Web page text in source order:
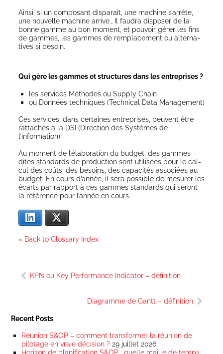
Ain­si, si un com­po­sant dis­pa­raît, une machine s’arrête,
une nou­velle machine arrive… Il fau­dra dis­po­ser de la
bonne gamme au bon moment, et pou­voir gérer les fins
de gammes, les gammes de rem­pla­ce­ment ou alter­na­
tives si besoin.
Qui gère les gammes et structures dans les entreprises ?
les ser­vices Méthodes ou Sup­ply Chain
ou Don­nées tech­niques (Tech­ni­cal Data Management)
Ces ser­vices, dans cer­taines entre­prises, peuvent être
rat­ta­chés à la DSI (Direc­tion des Sys­tèmes de
l’information).
Au moment de l’élaboration du bud­get, des gammes
dites stan­dards de pro­duc­tion sont uti­li­sées pour le cal­
cul des coûts, des besoins, des capa­ci­tés asso­ciées au
bud­get. En cours d’année, il sera pos­sible de mesu­rer les
écarts par rap­port à ces gammes stan­dards qui seront
la réfé­rence pour l’année en cours.
Lin­ke­dIn
« Back to Glossary Index
de
KPI’s ou Key Performance Indicator – définition
Diagramme de Gantt – définition
Recent Posts
Réunion S&OP – comment transformer la réunion de
pilotage en vraie décision ? 29 juillet 2026
Horizon de planification S&OP : quelle maille de temps